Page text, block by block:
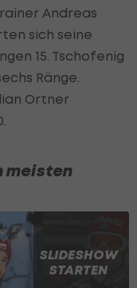
Andreas
sich seine
15. Tschofenig
Ränge.
Ortner
meisten
SLIDESHOW
STARTEN